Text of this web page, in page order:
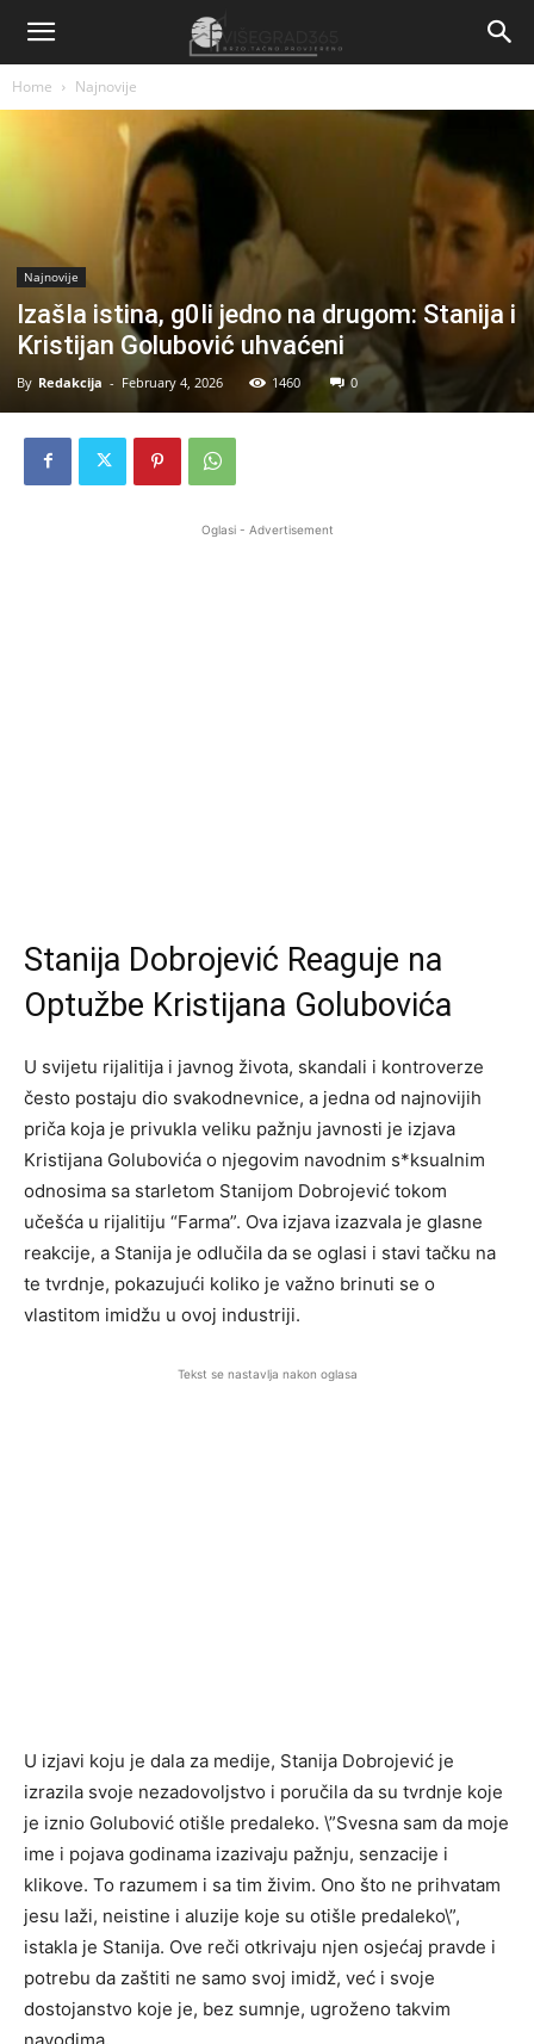
Home Najnovije
Najnovije
IzašIa istina, g0Ii jedno na drugom: Stanija i
Kristijan Golubović uhvaćeni
By Redakcija - February 4, 2026 1460 0
Oglasi - Advertisement
Stanija Dobrojević Reaguje na
Optužbe Kristijana Golubovića
U svijetu rijalitija i javnog života, skandali i kontroverze
često postaju dio svakodnevnice, a jedna od najnovijih
priča koja je privukla veliku pažnju javnosti je izjava
Kristijana Golubovića o njegovim navodnim s*ksualnim
odnosima sa starletom Stanijom Dobrojević tokom
učešća u rijalitiju “Farma”. Ova izjava izazvala je glasne
reakcije, a Stanija je odlučila da se oglasi i stavi tačku na
te tvrdnje, pokazujući koliko je važno brinuti se o
vlastitom imidžu u ovoj industriji.
Tekst se nastavlja nakon oglasa
U izjavi koju je dala za medije, Stanija Dobrojević je
izrazila svoje nezadovoljstvo i poručila da su tvrdnje koje
je iznio Golubović otišle predaleko. \”Svesna sam da moje
ime i pojava godinama izazivaju pažnju, senzacije i
klikove. To razumem i sa tim živim. Ono što ne prihvatam
jesu laži, neistine i aluzije koje su otišle predaleko\”,
istakla je Stanija. Ove reči otkrivaju njen osjećaj pravde i
potrebu da zaštiti ne samo svoj imidž, već i svoje
dostojanstvo koje je, bez sumnje, ugroženo takvim